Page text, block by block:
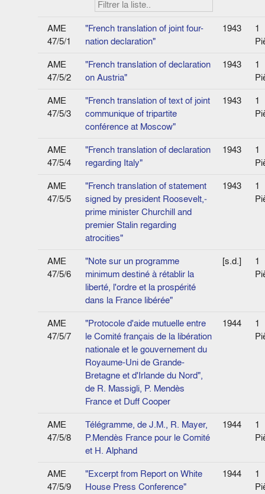
AME
47/5/1
"French translation of joint four-
nation declaration"
1943
1
AME
47/5/2
"French translation of declaration
on Austria"
1943
1
AME
47/5/3
"French translation of text of joint
communique of tripartite
conférence at Moscow"
1943
1
AME
47/5/4
"French translation of declaration
regarding Italy"
1943
1
AME
47/5/5
"French translation of statement
signed by president Roosevelt,­
prime minister Churchill and
premier Stalin regarding
atrocities"
1943
1
AME
47/5/6
"Note sur un programme
minimum destiné à rétablir la
liberté, l'ordre et la prospérité
dans la France libérée"
[s.d.]
1
AME
47/5/7
"Protocole d'aide mutuelle entre
le Comité français de la libération
nationale et le gouvernement du
Royaume-Uni de Grande-
Bretagne et d'Irlande du Nord",
de R. Massigli, P. Mendès
France et Duff Cooper
1944
1
AME
47/5/8
Télégramme, de J.M., R. Mayer,
P.Mendès France pour le Comité
et H. Alphand
1944
1
AME
47/5/9
"Excerpt from Report on White
House Press Conference"
1944
1